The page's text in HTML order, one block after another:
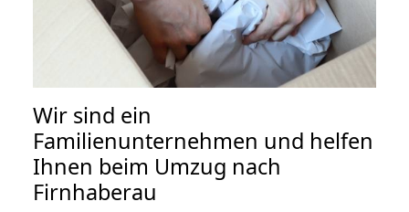
Wir sind ein
Familienunternehmen und helfen
Ihnen beim Umzug nach
Firnhaberau